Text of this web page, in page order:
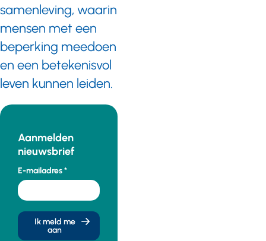
samenleving, waarin
mensen met een
beperking meedoen
en een betekenisvol
leven kunnen leiden.
Aanmelden
nieuwsbrief
E-mailadres
Ik meld me
aan